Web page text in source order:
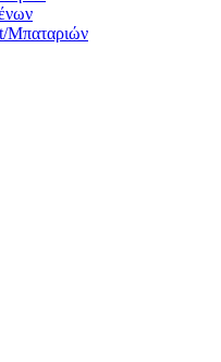
Μπαταριών